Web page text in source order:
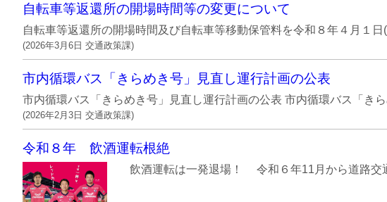
自転車等返還所の開場時間等の変更について
自転車等返還所の開場時間及び自転車等移動保管料を令和８年４月
(2026年3月6日 交通政策課)
市内循環バス「きらめき号」見直し運行計画の公表
市内循環バス「きらめき号」見直し運行計画の公表 市内循環バス「き
(2026年2月3日 交通政策課)
令和８年 飲酒運転根絶
飲酒運転は一発退場！ 令和６年11月から道路交